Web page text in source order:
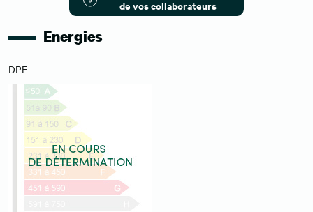
de vos collaborateurs
Energies
DPE